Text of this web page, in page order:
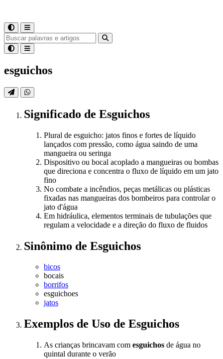
esguichos
Significado de Esguichos
Plural de esguicho: jatos finos e fortes de líquido
lançados com pressão, como água saindo de uma
mangueira ou seringa
Dispositivo ou bocal acoplado a mangueiras ou bombas
que direciona e concentra o fluxo de líquido em um jato
fino
No combate a incêndios, peças metálicas ou plásticas
fixadas nas mangueiras dos bombeiros para controlar o
jato d'água
Em hidráulica, elementos terminais de tubulações que
regulam a velocidade e a direção do fluxo de fluidos
Sinônimo de Esguichos
bicos
bocais
borrifos
esguichoes
jatos
Exemplos de Uso de Esguichos
As crianças brincavam com esguichos de água no
quintal durante o verão